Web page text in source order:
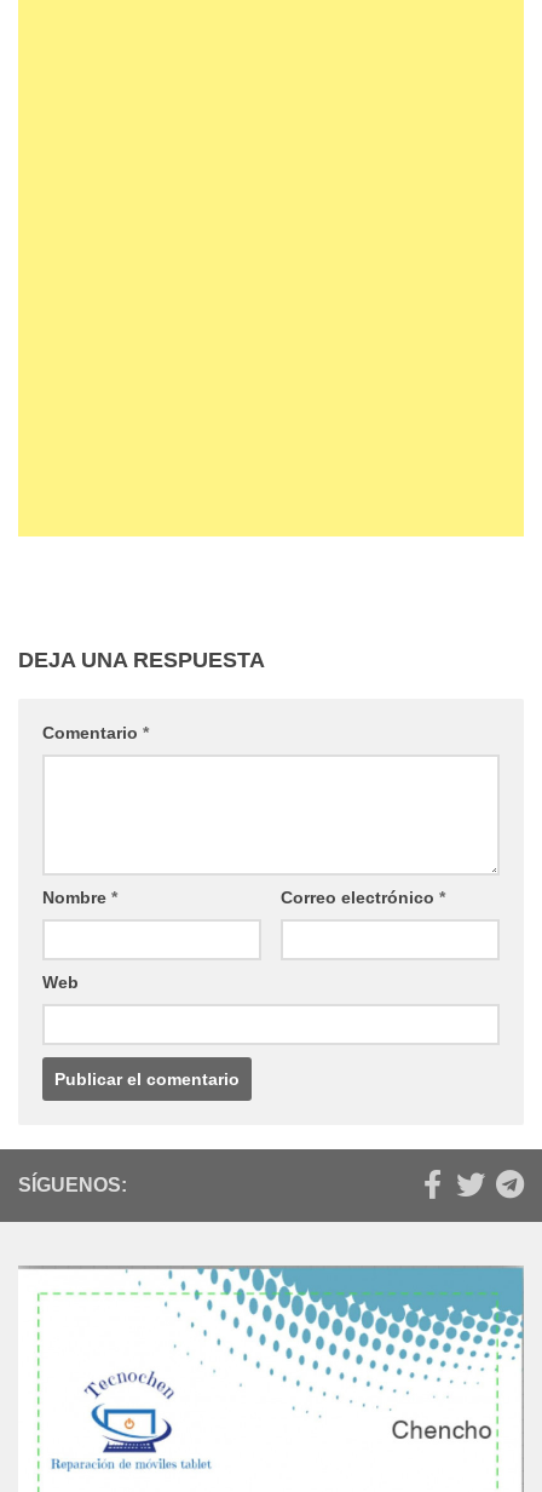
DEJA UNA RESPUESTA
Comentario *
Nombre * Correo electrónico *
Web
SÍGUENOS: